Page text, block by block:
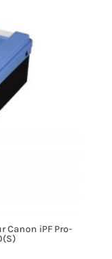
Canon iPF Pro-